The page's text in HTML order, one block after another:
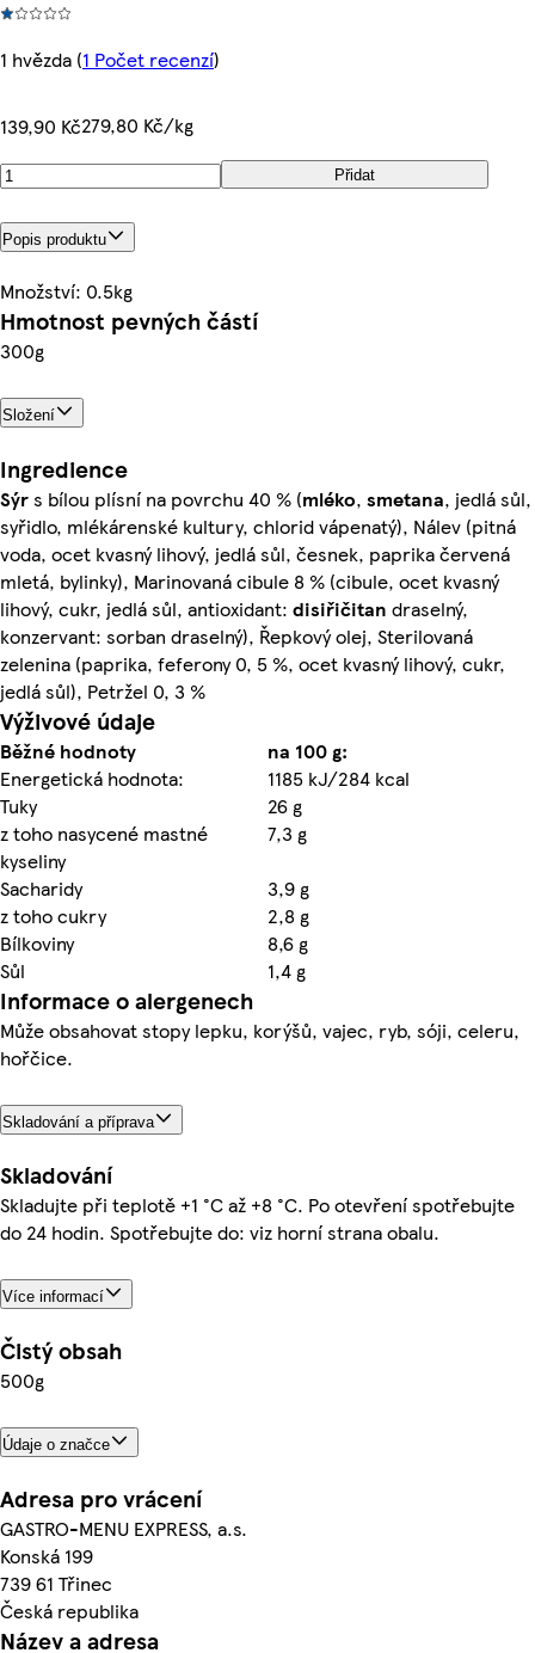
1 hvězda (1 Počet recenzí)
139,90 Kč279,80 Kč/kg
Přidat
Popis produktu
Množství: 0.5kg
Hmotnost pevných částí
300g
Složení
Ingredience
Sýrs bílou plísní na povrchu 40 % (mléko, smetana, jedlá sůl,
syřidlo, mlékárenské kultury, chlorid vápenatý), Nálev (pitná
voda, ocet kvasný lihový, jedlá sůl, česnek, paprika červená
mletá, bylinky), Marinovaná cibule 8 % (cibule, ocet kvasný
lihový, cukr, jedlá sůl, antioxidant: disiřičitan draselný,
konzervant: sorban draselný), Řepkový olej, Sterilovaná
zelenina (paprika, feferony 0, 5 %, ocet kvasný lihový, cukr,
jedlá sůl), Petržel 0, 3 %
Výživové údaje
Běžné hodnoty
na 100 g:
Energetická hodnota:
1185 kJ/284 kcal
Tuky
26 g
z toho nasycené mastné
kyseliny
7,3 g
Sacharidy
3,9 g
z toho cukry
2,8 g
Bílkoviny
8,6 g
Sůl
1,4 g
Informace o alergenech
Může obsahovat stopy lepku, korýšů, vajec, ryb, sóji, celeru,
hořčice.
Skladování a příprava
Skladování
Skladujte při teplotě +1 °C až +8 °C. Po otevření spotřebujte
do 24 hodin. Spotřebujte do: viz horní strana obalu.
Více informací
Čistý obsah
500g
Údaje o značce
Adresa pro vrácení
GASTRO-MENU EXPRESS, a.s.
Konská 199
739 61 Třinec
Česká republika
Název a adresa